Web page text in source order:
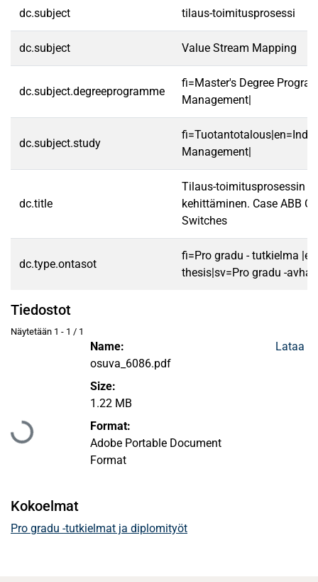
dc.subject tilaus-toimitusprosessi
dc.subject Value Stream Mapping
dc.subject.degreeprogramme
fi=Master's Degree
Management|
dc.subject.study
Management|
dc.title
Tilaus-toimitusprosessin
kehittäminen. Case ABB
Switches
dc.type.ontasot
fi=Pro gradu - tutkielma
thesis|sv=Pro gradu -
Tiedostot
Näytetään 1 - 1 / 1
Ladataan...
Name:
osuva_6086.pdf
Size:
1.22 MB
Format:
Adobe Portable Document
Format
Lataa
Kokoelmat
Pro gradu -tutkielmat ja diplomityöt